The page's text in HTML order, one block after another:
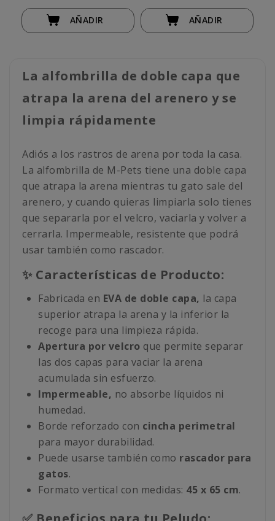
AÑADIR AÑADIR
La alfombrilla de doble capa que
atrapa la arena del arenero y se
limpia rápidamente
Adiós a los rastros de arena por toda la casa.
La alfombrilla de M-Pets tiene una doble capa
que atrapa la arena mientras tu gato sale del
arenero, y cuando quieras limpiarla solo tienes
que separarla por el velcro, vaciarla y volver a
cerrarla. Impermeable, resistente que podrá
usar también como rascador.
✨ Características de Producto:
Fabricada en EVA de doble capa, la capa
superior atrapa la arena y la inferior la
recoge para una limpieza rápida.
Apertura por velcro que permite separar
las dos capas para vaciar la arena
acumulada sin esfuerzo.
Impermeable, no absorbe líquidos ni
humedad.
Borde reforzado con cincha perimetral
para mayor durabilidad.
Puede usarse también como rascador para
gatos.
Formato vertical con medidas: 45 x 65 cm.